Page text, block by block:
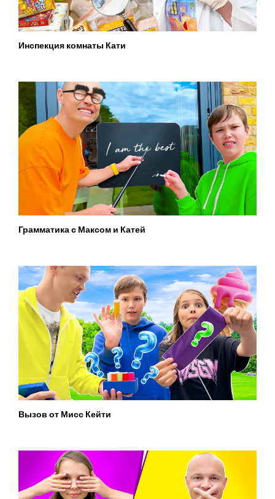
Инспекция комнаты Кати
Грамматика с Максом и Катей
Вызов от Мисс Кейти